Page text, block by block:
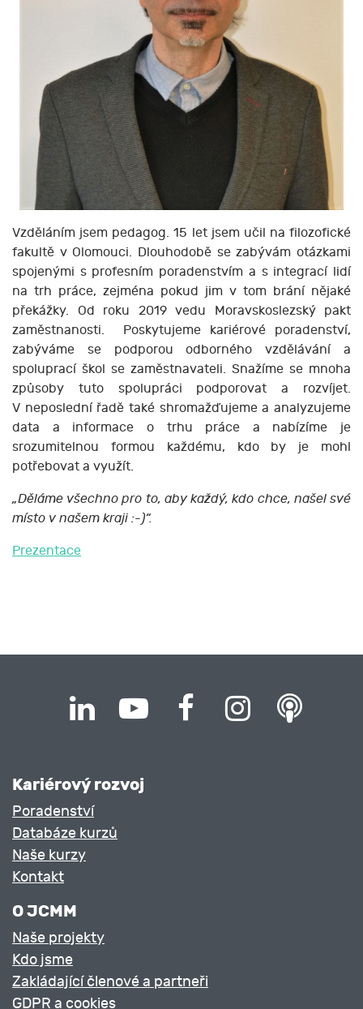
Vzděláním jsem pedagog. 15 let jsem učil na filozofické
fakultě v Olomouci. Dlouhodobě se zabývám otázkami
spojenými s profesním poradenstvím a s integrací lidí
na trh práce, zejména pokud jim v tom brání nějaké
překážky. Od roku 2019 vedu Moravskoslezský pakt
zaměstnanosti. Poskytujeme kariérové poradenství,
zabýváme se podporou odborného vzdělávání a
spoluprací škol se zaměstnavateli. Snažíme se mnoha
způsoby tuto spolupráci podporovat a rozvíjet.
V neposlední řadě také shromažďujeme a analyzujeme
data a informace o trhu práce a nabízíme je
srozumitelnou formou každému, kdo by je mohl
potřebovat a využít.
„Děláme všechno pro to, aby každý, kdo chce, našel své
místo v našem kraji :-)“.
Prezentace
Kariérový rozvoj
Poradenství
Databáze kurzů
Naše kurzy
Kontakt
O JCMM
Naše projekty
Kdo jsme
Zakládající členové a partneři
GDPR a cookies